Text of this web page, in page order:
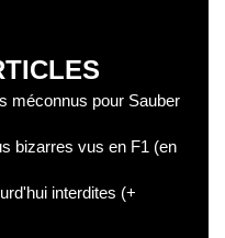
méconnus pour Sauber
bizarres vus en F1 (en
interdites (+